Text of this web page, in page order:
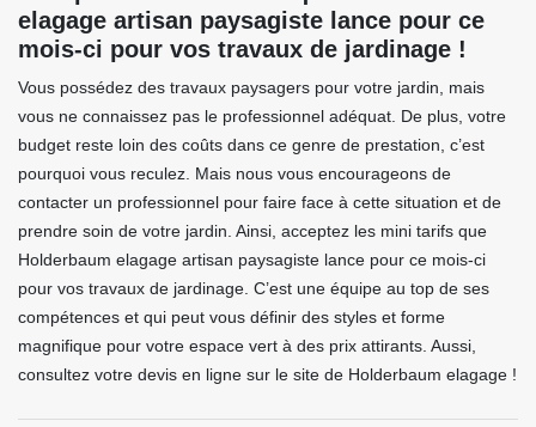
elagage artisan paysagiste lance pour ce
mois-ci pour vos travaux de jardinage !
Vous possédez des travaux paysagers pour votre jardin, mais
vous ne connaissez pas le professionnel adéquat. De plus, votre
budget reste loin des coûts dans ce genre de prestation, c’est
pourquoi vous reculez. Mais nous vous encourageons de
contacter un professionnel pour faire face à cette situation et de
prendre soin de votre jardin. Ainsi, acceptez les mini tarifs que
Holderbaum elagage artisan paysagiste lance pour ce mois-ci
pour vos travaux de jardinage. C’est une équipe au top de ses
compétences et qui peut vous définir des styles et forme
magnifique pour votre espace vert à des prix attirants. Aussi,
consultez votre devis en ligne sur le site de Holderbaum elagage !